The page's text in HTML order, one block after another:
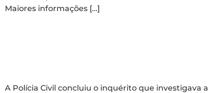
Maiores informações […]
A Polícia Civil concluiu o inquérito que investigava a